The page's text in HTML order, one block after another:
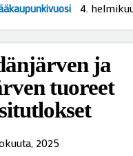
4.
ja
tuoreet
2025